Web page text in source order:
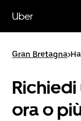
contenuto
principale
Uber
Gran Bretagna>
ora o